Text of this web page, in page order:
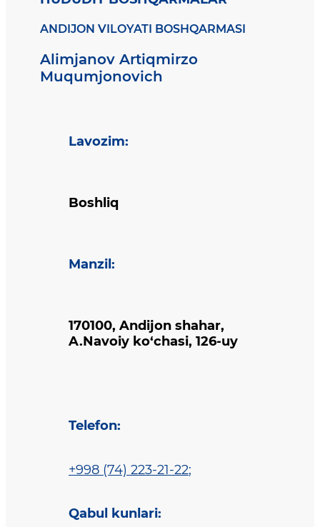
ANDIJON VILOYATI BOSHQARMASI
Alimjanov Artiqmirzo
Muqumjonovich
Lavozim:
Boshliq
Manzil :
170100, Andijon shahar,
A.Navoiy ko‘chasi, 126-uy
Telefon:
+998 (74) 223-21-22;
Qabul kunlari: